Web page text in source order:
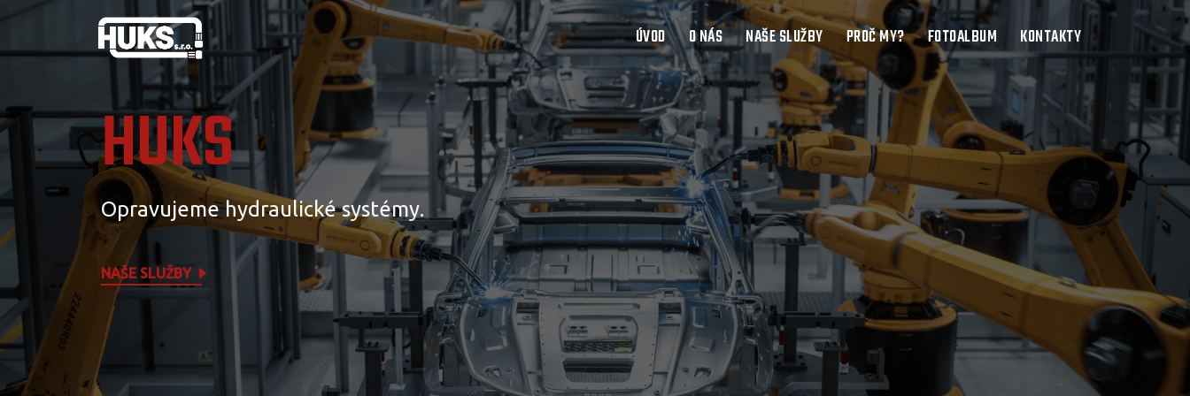
ÚVOD O NÁS NAŠE SLUŽBY PROČ MY? FOTOALBUM KONTAKTY
HUKS
Opravujeme hydraulické systémy.
NAŠE SLUŽBY